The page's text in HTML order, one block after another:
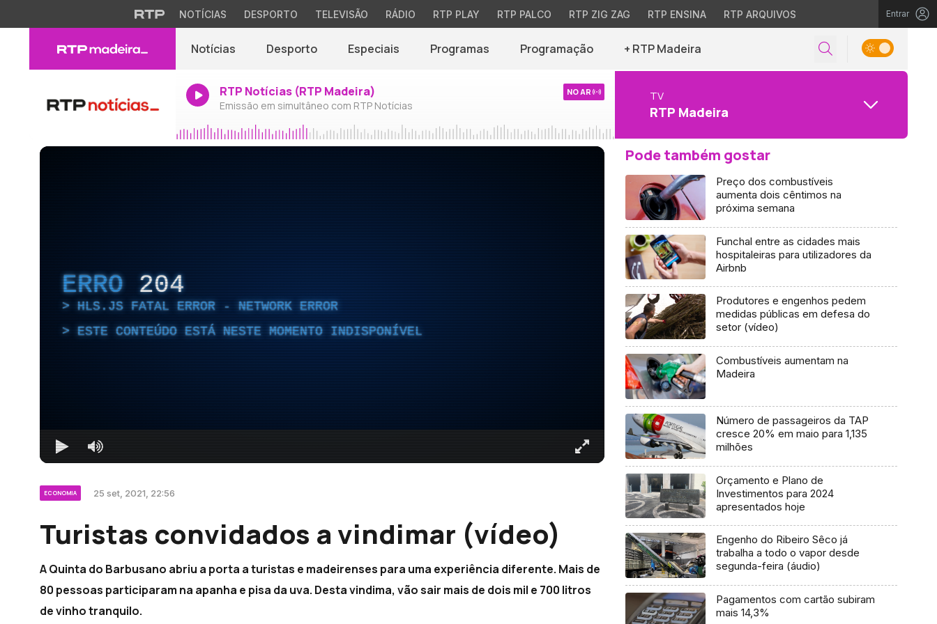
NOTÍCIAS DESPORTO TELEVISÃO RÁDIO RTP PLAY RTP PALCO RTP ZIG ZAG RTP ENSINA RTP ARQUIVOS Entrar
Notícias Desporto Especiais Programas Programação + RTP Madeira
RTP Notícias (RTP Madeira)
Emissão em simultâneo com RTP Notícias
NO AR TV
RTP Madeira
ERRO 204
HLS.JS FATAL ERROR - NETWORK ERROR
ESTE CONTEÚDO ESTÁ NESTE MOMENTO INDISPONÍVEL
ECONOMIA 25 set, 2021, 22:56
Turistas convidados a vindimar (vídeo)
A Quinta do Barbusano abriu a porta a turistas e madeirenses para uma experiência diferente. Mais de
80 pessoas participaram na apanha e pisa da uva. Desta vindima, vão sair mais de dois mil e 700 litros
de vinho tranquilo.
Pode também gostar
Preço dos combustíveis
aumenta dois cêntimos na
próxima semana
Funchal entre as cidades mais
hospitaleiras para utilizadores da
Airbnb
Produtores e engenhos pedem
medidas públicas em defesa do
setor (vídeo)
Combustíveis aumentam na
Madeira
Número de passageiros da TAP
cresce 20% em maio para 1,135
milhões
Orçamento e Plano de
Investimentos para 2024
apresentados hoje
Engenho do Ribeiro Sêco já
trabalha a todo o vapor desde
segunda-feira (áudio)
Pagamentos com cartão subiram
mais 14,3%